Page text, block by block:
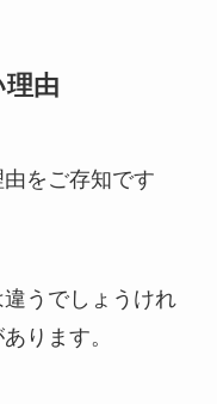
由
をご存知です
うでしょうけれ
ります。